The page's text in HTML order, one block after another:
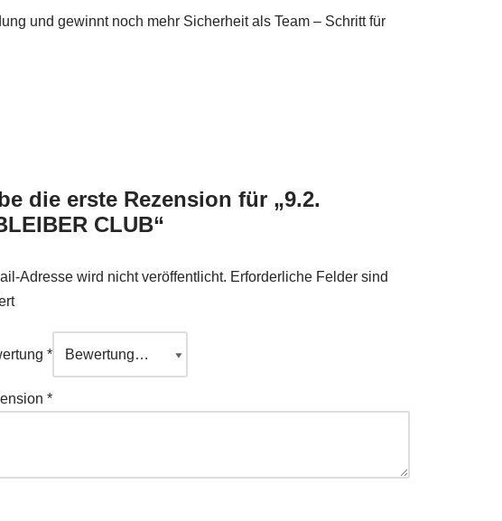
und gewinnt noch mehr Sicherheit als Team – Schritt für
die erste Rezension für „9.2.
CLUB“
Adresse wird nicht veröffentlicht. Erforderliche Felder sind
*
*